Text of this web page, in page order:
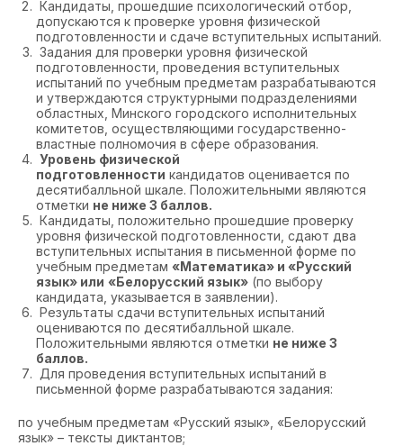
Кандидаты, прошедшие психологический отбор,
допускаются к проверке уровня физической
подготовленности и сдаче вступительных испытаний.
Задания для проверки уровня физической
подготовленности, проведения вступительных
испытаний по учебным предметам разрабатываются
и утверждаются структурными подразделениями
областных, Минского городского исполнительных
комитетов, осуществляющими государственно-
властные полномочия в сфере образования.
Уровень физической
подготовленности кандидатов оценивается по
десятибалльной шкале. Положительными являются
отметки не ниже 3 баллов.
Кандидаты, положительно прошедшие проверку
уровня физической подготовленности, сдают два
вступительных испытания в письменной форме по
учебным предметам «Математика» и «Русский
язык» или «Белорусский язык» (по выбору
кандидата, указывается в заявлении).
Результаты сдачи вступительных испытаний
оцениваются по десятибалльной шкале.
Положительными являются отметки не ниже 3
баллов.
Для проведения вступительных испытаний в
письменной форме разрабатываются задания:
по учебным предметам «Русский язык», «Белорусский
язык» – тексты диктантов;